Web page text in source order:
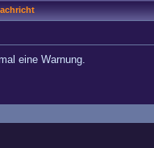
eine Warnung.